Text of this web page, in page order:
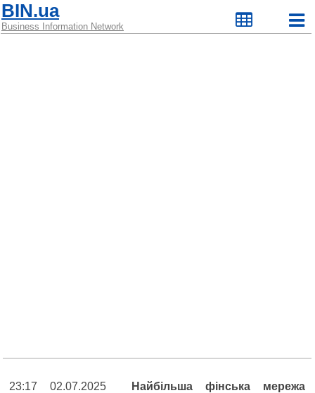
BIN.ua
Business Information Network
23:17 02.07.2025
Найбільша фінська мережа